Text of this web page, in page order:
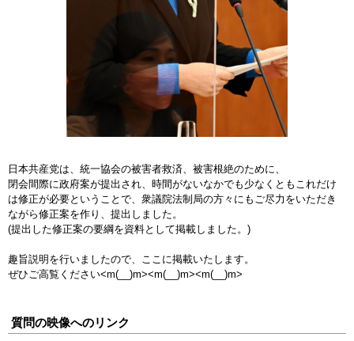
日本共産党は、統一協会の被害者救済、被害根絶のために、
閉会間際に政府案が提出され、時間がないなかでも少なくともこれだけ
は修正が必要ということで、衆議院法制局の方々にもご尽力をいただき
ながら修正案を作り、提出しました。
(提出した修正案の要綱を資料として掲載しました。)
趣旨説明を行いましたので、ここに掲載いたします。
ぜひご高覧ください<m(__)m><m(__)m><m(__)m>
質問の映像へのリンク